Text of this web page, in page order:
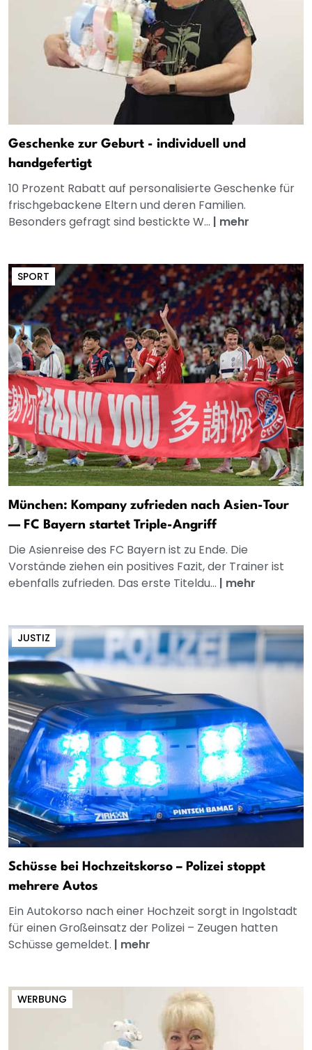
Geschenke zur Geburt - individuell und
handgefertigt
10 Prozent Rabatt auf personalisierte Geschenke für
frischgebackene Eltern und deren Familien.
Besonders gefragt sind bestickte W... | mehr
SPORT
München: Kompany zufrieden nach Asien-Tour
— FC Bayern startet Triple-Angriff
Die Asienreise des FC Bayern ist zu Ende. Die
Vorstände ziehen ein positives Fazit, der Trainer ist
ebenfalls zufrieden. Das erste Titeldu... | mehr
JUSTIZ
Schüsse bei Hochzeitskorso – Polizei stoppt
mehrere Autos
Ein Autokorso nach einer Hochzeit sorgt in Ingolstadt
für einen Großeinsatz der Polizei – Zeugen hatten
Schüsse gemeldet. | mehr
WERBUNG